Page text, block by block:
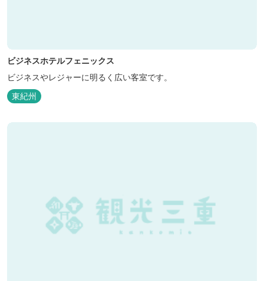
ビジネスホテルフェニックス
ビジネスやレジャーに明るく広い客室です。
東紀州